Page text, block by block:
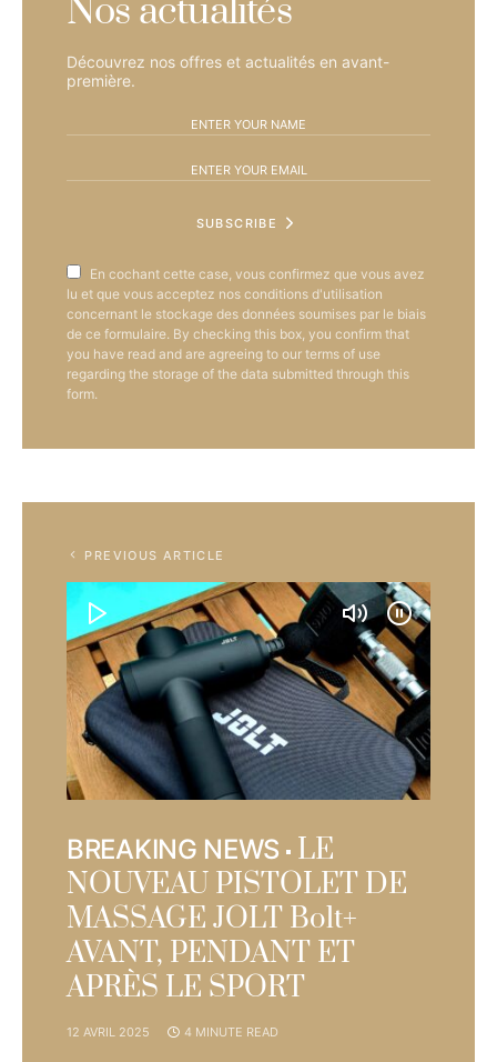
Nos actualités
Découvrez nos offres et actualités en avant-
première.
SUBSCRIBE
En cochant cette case, vous confirmez que vous avez
lu et que vous acceptez nos conditions d'utilisation
concernant le stockage des données soumises par le biais
de ce formulaire. By checking this box, you confirm that
you have read and are agreeing to our terms of use
regarding the storage of the data submitted through this
form.
PREVIOUS ARTICLE
BREAKING NEWS
LE
NOUVEAU PISTOLET DE
MASSAGE JOLT Bolt+
AVANT, PENDANT ET
APRÈS LE SPORT
12 AVRIL 2025 4 MINUTE READ